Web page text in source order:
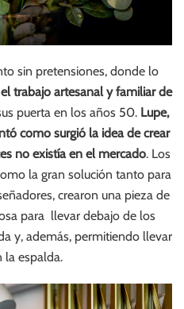
sin pretensiones, donde lo
trabajo artesanal y familiar de
puerta en los años 50. Lupe,
como surgió la idea de crear
no existía en el mercado. Los
la gran solución tanto para
crearon una pieza de
para llevar debajo de los
y, además, permitiendo llevar
la espalda.